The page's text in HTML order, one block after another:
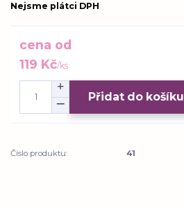
Nejsme plátci DPH
cena od
119 Kč/ks
Přidat do košíku
Číslo produktu: 41